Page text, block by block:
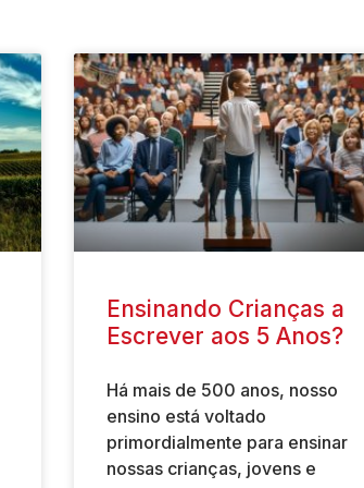
Ensinando Crianças a
Escrever aos 5 Anos?
Há mais de 500 anos, nosso
ensino está voltado
primordialmente para ensinar
nossas crianças, jovens e